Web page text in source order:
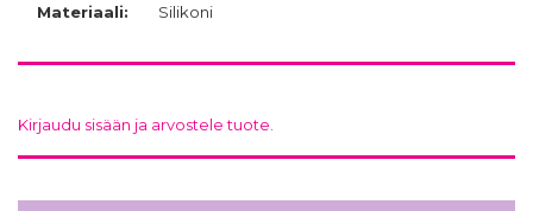
Materiaali:
Silikoni
Kirjaudu sisään ja arvostele tuote.